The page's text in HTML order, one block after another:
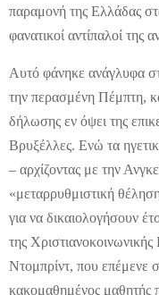
παραμονή της Ελλάδας
φανατικοί αντίπαλοί της
Αυτό φάνηκε ανάγλυφα
την περασμένη Πέμπτη,
δήλωσης εν όψει της
Βρυξέλλες. Ενώ τα
– αρχίζοντας με την
«μεταρρυθμιστική
για να δικαιολογήσουν
της
Ντομπρίντ, που επέμενε
κακομαθημένος μαθητής